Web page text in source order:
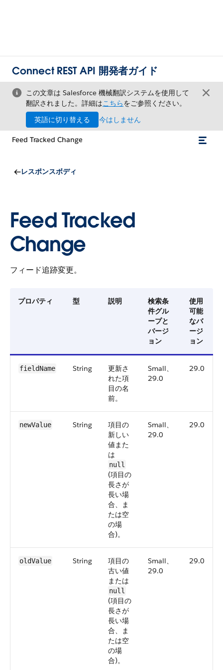
Connect REST API 開発者ガイド
この文章は Salesforce 機械翻訳システムを使用して
翻訳されました。詳細はこちらをご参照ください。
英語に切り替える
今はしません
Feed Tracked Change
レスポンスボディ
Feed Tracked
Change
フィード追跡変更。
プロパティ 型 説明
検索条
件グル
ープと
バージ
ョン
使用
可能
なバ
ージ
ョン
fieldName String
更新さ
れた項
目の名
前。
Small、
29.0
29.0
newValue String
項目の
新しい
値また
は
null
(項目の
長さが
長い場
合、ま
たは空
の場
合)。
Small、
29.0
29.0
oldValue String
項目の
古い値
または
null
(項目の
長さが
長い場
合、ま
たは空
の場
合)。
Small、
29.0
29.0